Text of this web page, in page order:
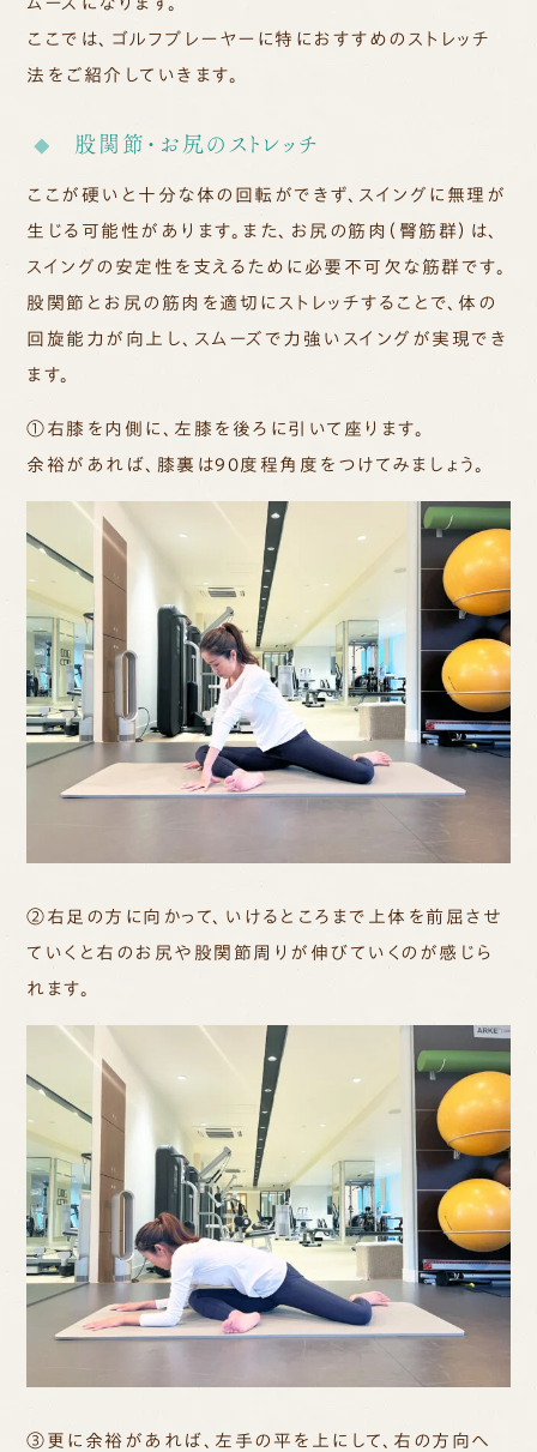
ここでは、ゴルフプレーヤーに特におすすめのストレッチ
法をご紹介していきます。
股関節・お尻のストレッチ
ここが硬いと十分な体の回転ができず、スイングに無理が
生じる可能性があります。また、お尻の筋肉（臀筋群）は、
スイングの安定性を支えるために必要不可欠な筋群です。
股関節とお尻の筋肉を適切にストレッチすることで、体の
回旋能力が向上し、スムーズで力強いスイングが実現でき
ます。
①右膝を内側に、左膝を後ろに引いて座ります。
余裕があれば、膝裏は90度程角度をつけてみましょう。
②右足の方に向かって、いけるところまで上体を前屈させ
ていくと右のお尻や股関節周りが伸びていくのが感じら
れます。
③更に余裕があれば、左手の平を上にして、右の方向へ